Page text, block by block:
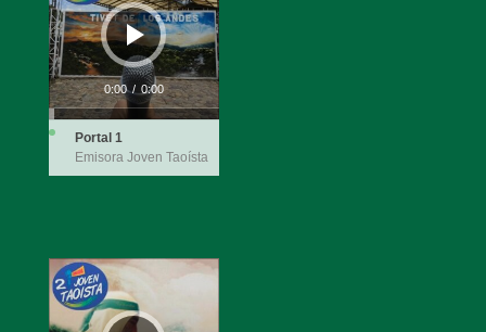
0:00 / 0:00
Portal 1
Emisora Joven Taoísta
Reproductor
de
audio